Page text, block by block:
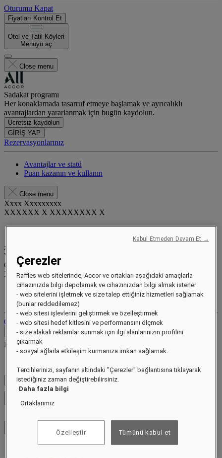
Oturumu Kapat
Fiyatları Kontrol Et
Otel ve Tatil Köyleri
Menüyü aç
Close menu
Sadakat programı
Her konaklamada tasarruf etmeye başlamak ve ayrıcalıklı
avantajlardan yararlanmak için bugün kaydolun.
Ücretsiz kaydolun
GİRİŞ YAP
Rezervasyonlarınız
Avantajlar ve statü
Puan kazanın ve kullanın
Close menu
Xxxx Xxxxxxxxx
XXXXXX X XXXXXXXX X
xxxxxxxx
Valid until
xx/xx/xxxx
Ödül puanlar
XXXpts
Sadakat hesabınız
Rezervasyonlarınız
Oturumu Kapat
İletişim
İletişim
Fiyatları Kontrol Et
Menüyü kapat
Çerezler
Raffles web sitelerinde, Accor ve ortakları aşağıdaki amaçlarla
cihazınızda bilgi depolamak ve cihazınızdan bilgi almak isterler:
- web sitelerini işletmek ve size talep ettiğiniz hizmetleri sağlamak
(bunlar reddedilemez)
- web sitesi işlevlerini geliştirmek ve özelleştirmek
- web sitesi hedef kitlesini ve performansını ölçmek
- size alakalı reklamlar sunmak için ilgi alanlarınızın profilini
çıkarmak
- sosyal ağlarla etkileşim kurmanıza imkan sağlamak.
Tercihlerinizi, sayfanın altındaki "Çerezler" bağlantısına tıklayarak
istediğiniz zaman değiştirebilirsiniz.
Daha fazla bilgi
Ortaklarımız
Özelleştir Tümünü kabul et
Kabul Etmeden Devam Et →